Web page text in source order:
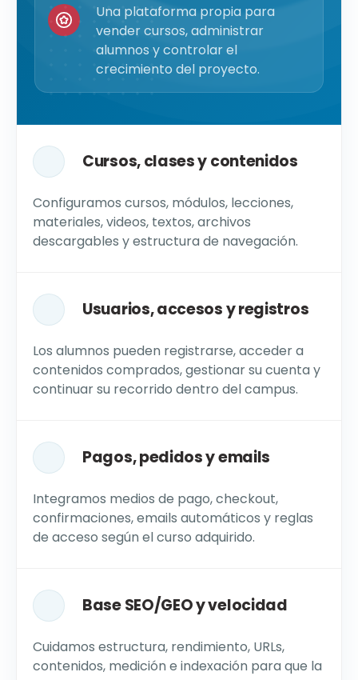
Una plataforma propia para
vender cursos, administrar
alumnos y controlar el
crecimiento del proyecto.
Cursos, clases y contenidos
Configuramos cursos, módulos, lecciones,
materiales, videos, textos, archivos
descargables y estructura de navegación.
Usuarios, accesos y registros
Los alumnos pueden registrarse, acceder a
contenidos comprados, gestionar su cuenta y
continuar su recorrido dentro del campus.
Pagos, pedidos y emails
Integramos medios de pago, checkout,
confirmaciones, emails automáticos y reglas
de acceso según el curso adquirido.
Base SEO/GEO y velocidad
Cuidamos estructura, rendimiento, URLs,
contenidos, medición e indexación para que la